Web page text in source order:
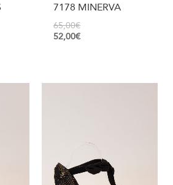
7178 MINERVA
65,00€
52,00€